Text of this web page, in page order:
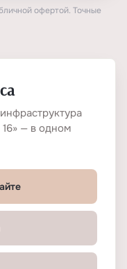
офертой. Точные
16» — в одном